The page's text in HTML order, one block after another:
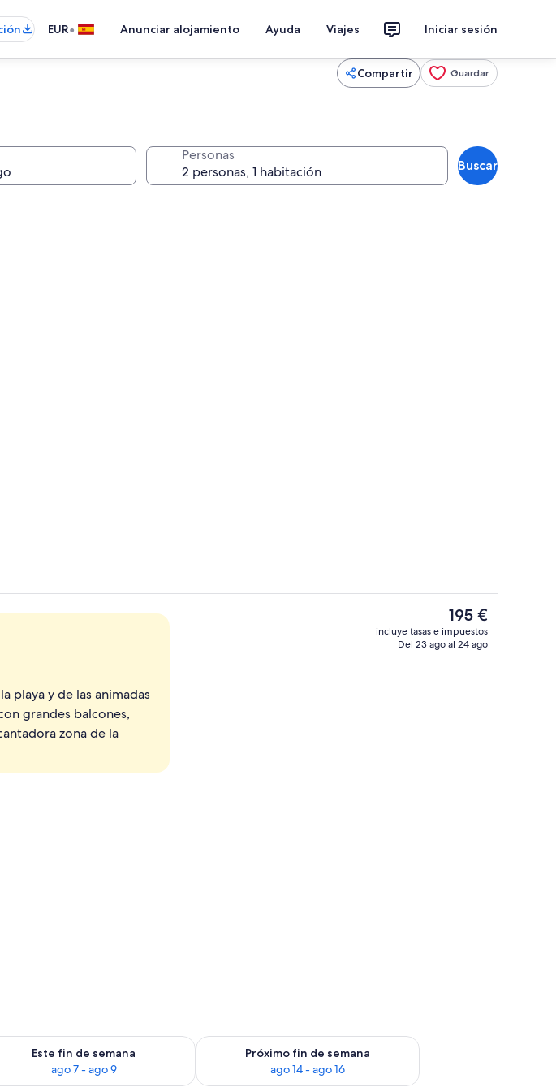
EUR• Anunciar alojamiento Ayuda Viajes Iniciar sesión
Compartir Guardar
Personas
Buscar
playa y de las animadas
grandes balcones,
zona de la
El
precio
actual
195 €
incluye tasas e impuestos
Del 23 ago al 24 ago
- ago 9
Este fin de semana
ago 7 - ago 9
la disponibilidad para este fin de semana, ago 7 - ago 9
Próximo fin de semana
ago 14 - ago 16
Consulta la disponibilidad para el próximo fin de semana,